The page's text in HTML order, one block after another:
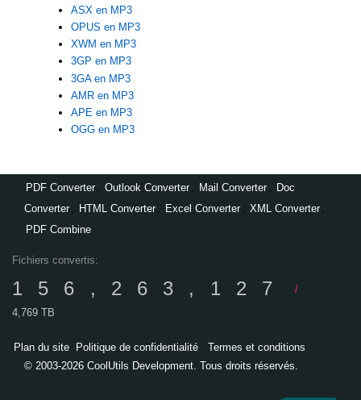
ASX en MP3
OPUS en MP3
XWM en MP3
3GP en MP3
3GA en MP3
AMR en MP3
APE en MP3
OGG en MP3
PDF Converter Outlook Converter Mail Converter
Doc
Converter
HTML Converter Excel Converter XML Converter
PDF Combine
Fichiers convertis:
156,263,127
/
4,769 TB
Plan du site Politique de confidentialité
Termes et conditions
© 2003-2026 CoolUtils Development. Tous droits réservés.